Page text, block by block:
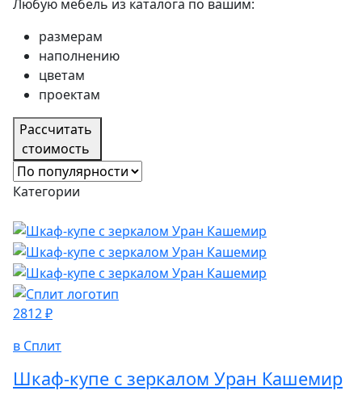
Любую мебель из каталога по вашим:
размерам
наполнению
цветам
проектам
Рассчитать
стоимость
Категории
2812 ₽
в Сплит
Шкаф-купе с зеркалом Уран Кашемир